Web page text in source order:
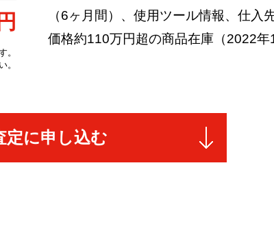
。
。
（6ヶ月間）、使用ツール情報、仕入
価格約110万円超の商品在庫（2022年
定に申し込む